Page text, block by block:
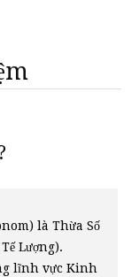
là Thừa Số
Lượng).
lĩnh vực Kinh